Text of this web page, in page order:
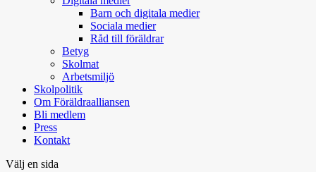
Barn och digitala medier
Sociala medier
Råd till föräldrar
Betyg
Skolmat
Arbetsmiljö
Skolpolitik
Om Föräldraalliansen
Bli medlem
Press
Kontakt
Välj en sida